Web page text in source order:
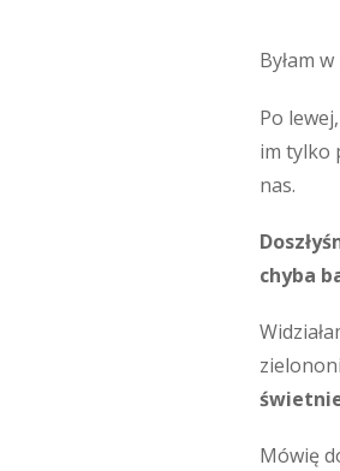
Byłam
Po
im tylko
nas.
chyba
Mówię